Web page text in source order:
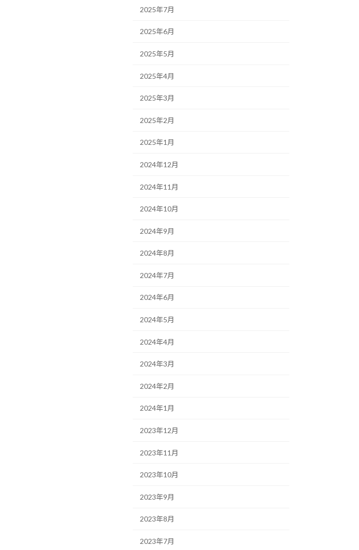
2025年7月
2025年6月
2025年5月
2025年4月
2025年3月
2025年2月
2025年1月
2024年12月
2024年11月
2024年10月
2024年9月
2024年8月
2024年7月
2024年6月
2024年5月
2024年4月
2024年3月
2024年2月
2024年1月
2023年12月
2023年11月
2023年10月
2023年9月
2023年8月
2023年7月